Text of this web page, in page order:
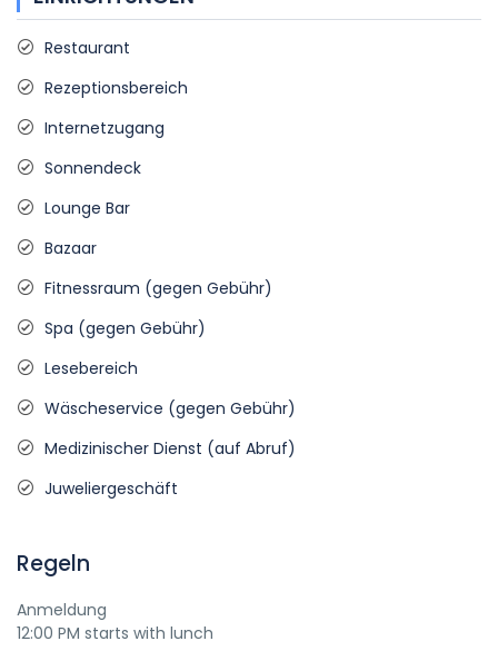
Restaurant
Rezeptionsbereich
Internetzugang
Sonnendeck
Lounge Bar
Bazaar
Fitnessraum (gegen Gebühr)
Spa (gegen Gebühr)
Lesebereich
Wäscheservice (gegen Gebühr)
Medizinischer Dienst (auf Abruf)
Juweliergeschäft
Regeln
Anmeldung
12:00 PM starts with lunch